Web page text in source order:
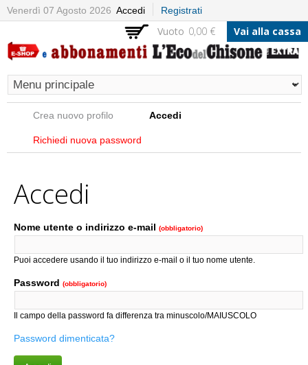
Salta al
contenuto
principale
Venerdì 07 Agosto 2026 Accedi Registrati
Vuoto 0,00 € Vai alla cassa
Schede primarie
Crea nuovo profilo Accedi
Richiedi nuova password
Accedi
Nome utente o indirizzo e-mail (obbligatorio)
Puoi accedere usando il tuo indirizzo e-mail o il tuo nome utente.
Password (obbligatorio)
Il campo della password fa differenza tra minuscolo/MAIUSCOLO
Password dimenticata?